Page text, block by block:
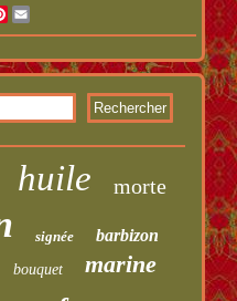
Pinterest
huile morte
signée barbizon
bouquet marine